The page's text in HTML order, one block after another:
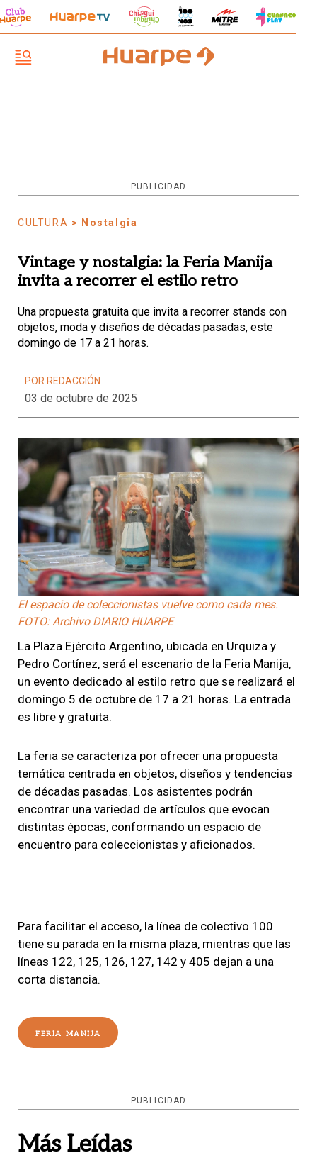
PUBLICIDAD
CULTURA > Nostalgia
Vintage y nostalgia: la Feria Manija
invita a recorrer el estilo retro
Una propuesta gratuita que invita a recorrer stands con
objetos, moda y diseños de décadas pasadas, este
domingo de 17 a 21 horas.
POR REDACCIÓN
03 de octubre de 2025
El espacio de coleccionistas vuelve como cada mes.
FOTO: Archivo DIARIO HUARPE
La Plaza Ejército Argentino, ubicada en Urquiza y
Pedro Cortínez, será el escenario de la Feria Manija,
un evento dedicado al estilo retro que se realizará el
domingo 5 de octubre de 17 a 21 horas. La entrada
es libre y gratuita.
La feria se caracteriza por ofrecer una propuesta
temática centrada en objetos, diseños y tendencias
de décadas pasadas. Los asistentes podrán
encontrar una variedad de artículos que evocan
distintas épocas, conformando un espacio de
encuentro para coleccionistas y aficionados.
Para facilitar el acceso, la línea de colectivo 100
tiene su parada en la misma plaza, mientras que las
líneas 122, 125, 126, 127, 142 y 405 dejan a una
corta distancia.
FERIA MANIJA
PUBLICIDAD
Más Leídas